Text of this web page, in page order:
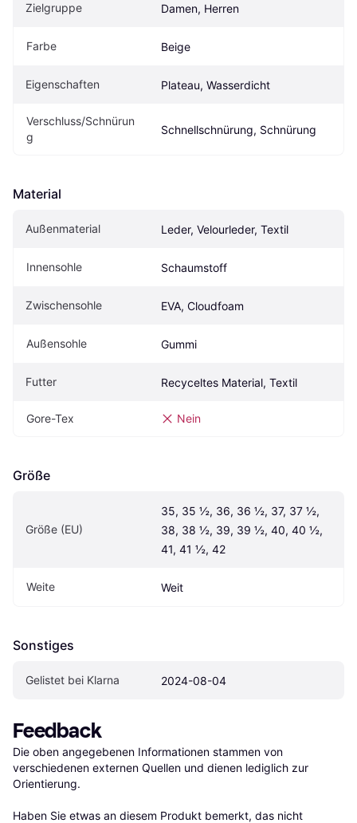
Zielgruppe Damen, Herren
Farbe Beige
Eigenschaften Plateau, Wasserdicht
Verschluss/Schnürun
g
Schnellschnürung, Schnürung
Material
Außenmaterial Leder, Velourleder, Textil
Innensohle Schaumstoff
Zwischensohle EVA, Cloudfoam
Außensohle Gummi
Futter Recyceltes Material, Textil
Gore-Tex Nein
Größe
Größe (EU)
35, 35 ½, 36, 36 ½, 37, 37 ½,
38, 38 ½, 39, 39 ½, 40, 40 ½,
41, 41 ½, 42
Weite Weit
Sonstiges
Gelistet bei Klarna 2024-08-04
Feedback
Die oben angegebenen Informationen stammen von
verschiedenen externen Quellen und dienen lediglich zur
Orientierung.
Haben Sie etwas an diesem Produkt bemerkt, das nicht